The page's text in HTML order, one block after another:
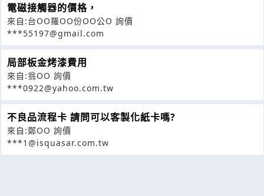
電磁接觸器的價格，
來自:台OO羅OO份OO公O 詢價
***55197@gmail.com
局部板金烤漆費用
來自:翁OO 詢價
***0922@yahoo.com.tw
不良品流程卡 請問可以客製化紙卡嗎?
來自:鄭OO 詢價
***1@isquasar.com.tw